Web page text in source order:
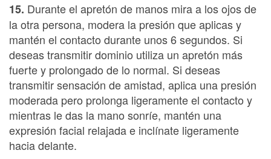
15. Durante el apretón de manos mira a los ojos de
la otra persona, modera la presión que aplicas y
mantén el contacto durante unos 6 segundos. Si
deseas transmitir dominio utiliza un apretón más
fuerte y prolongado de lo normal. Si deseas
transmitir sensación de amistad, aplica una presión
moderada pero prolonga ligeramente el contacto y
mientras le das la mano sonríe, mantén una
expresión facial relajada e inclínate ligeramente
hacia delante.